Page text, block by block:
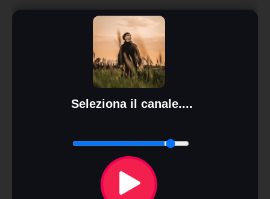
Seleziona il canale....